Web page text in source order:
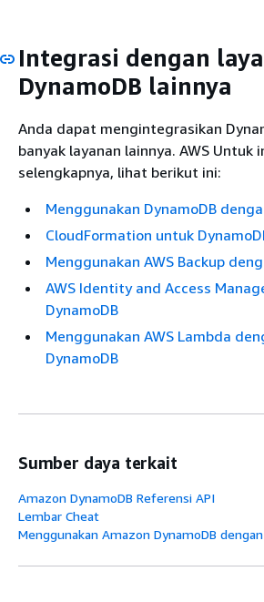
Integrasi dengan
DynamoDB lainnya
Anda dapat mengintegrasikan
banyak layanan lainnya. AWS Untuk
selengkapnya, lihat berikut ini:
Menggunakan DynamoDB
CloudFormation untuk
Menggunakan AWS Backup
AWS Identity and Access
DynamoDB
Menggunakan AWS Lambda
DynamoDB
Sumber daya terkait
Amazon DynamoDB Referensi API
Lembar Cheat
Menggunakan Amazon DynamoDB dengan